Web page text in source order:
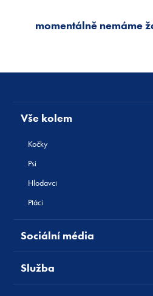
momentálně nemáme
Vše kolem
Kočky
Psi
Hlodavci
Ptáci
Sociální média
Služba